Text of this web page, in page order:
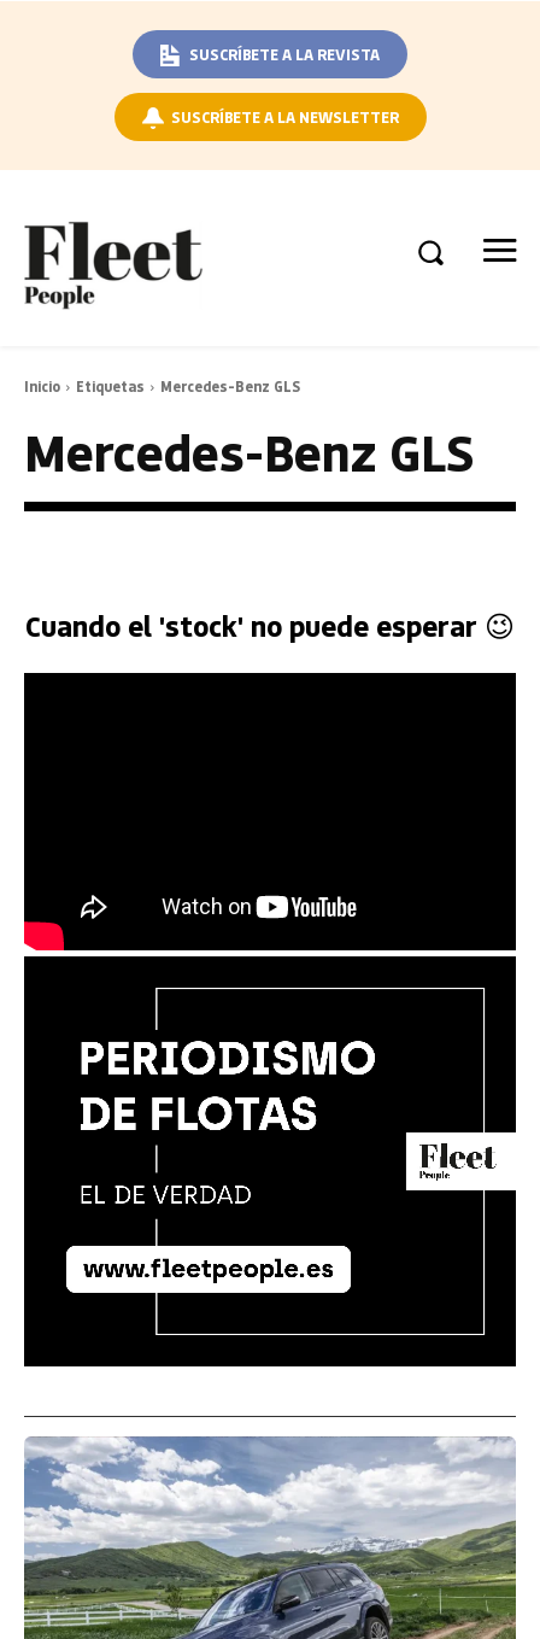
SUSCRÍBETE A LA REVISTA
SUSCRÍBETE A LA NEWSLETTER
Inicio Etiquetas Mercedes-Benz GLS
Mercedes-Benz GLS
Cuando el 'stock' no puede esperar 😉